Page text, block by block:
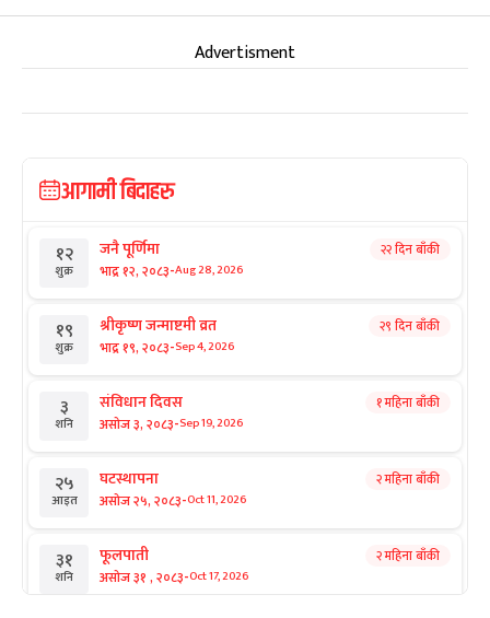
Advertisment
आगामी बिदाहरु
१२
शुक्र
जनै पूर्णिमा
भाद्र १२, २०८३-Aug 28, 2026
२२ दिन बाँकी
१९
शुक्र
श्रीकृष्ण जन्माष्टमी व्रत
भाद्र १९, २०८३-Sep 4, 2026
२९ दिन बाँकी
३
शनि
संविधान दिवस
असोज ३, २०८३-Sep 19, 2026
१ महिना बाँकी
२५
आइत
घटस्थापना
असोज २५, २०८३-Oct 11, 2026
२ महिना बाँकी
३१
शनि
फूलपाती
असोज ३१ , २०८३-Oct 17, 2026
२ महिना बाँकी